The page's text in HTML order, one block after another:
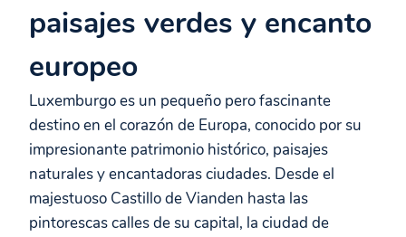
paisajes verdes y encanto
europeo
Luxemburgo es un pequeño pero fascinante
destino en el corazón de Europa, conocido por su
impresionante patrimonio histórico, paisajes
naturales y encantadoras ciudades. Desde el
majestuoso Castillo de Vianden hasta las
pintorescas calles de su capital, la ciudad de